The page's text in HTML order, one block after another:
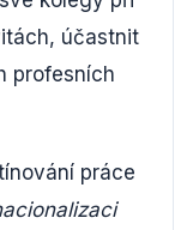
účastnit
profesních
práce